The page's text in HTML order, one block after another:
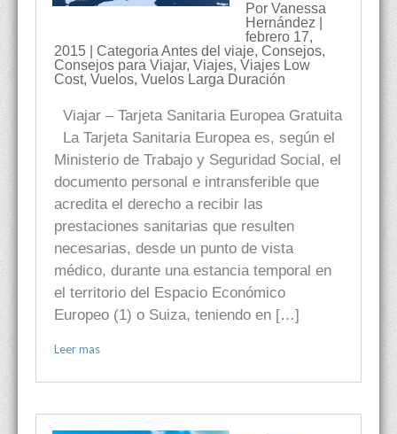
Por Vanessa
Hernández |
febrero 17,
2015 | Categoria Antes del viaje, Consejos,
Consejos para Viajar, Viajes, Viajes Low
Cost, Vuelos, Vuelos Larga Duración
Viajar – Tarjeta Sanitaria Europea Gratuita
La Tarjeta Sanitaria Europea es, según el
Ministerio de Trabajo y Seguridad Social, el
documento personal e intransferible que
acredita el derecho a recibir las
prestaciones sanitarias que resulten
necesarias, desde un punto de vista
médico, durante una estancia temporal en
el territorio del Espacio Económico
Europeo (1) o Suiza, teniendo en […]
Leer mas